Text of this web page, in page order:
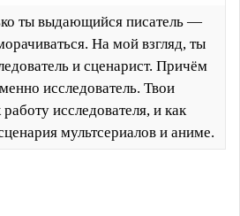
ты выдающийся писатель —
На мой взгляд, ты
и сценарист. Причём
исследователь. Твои
исследователя, и как
мультсериалов и аниме.